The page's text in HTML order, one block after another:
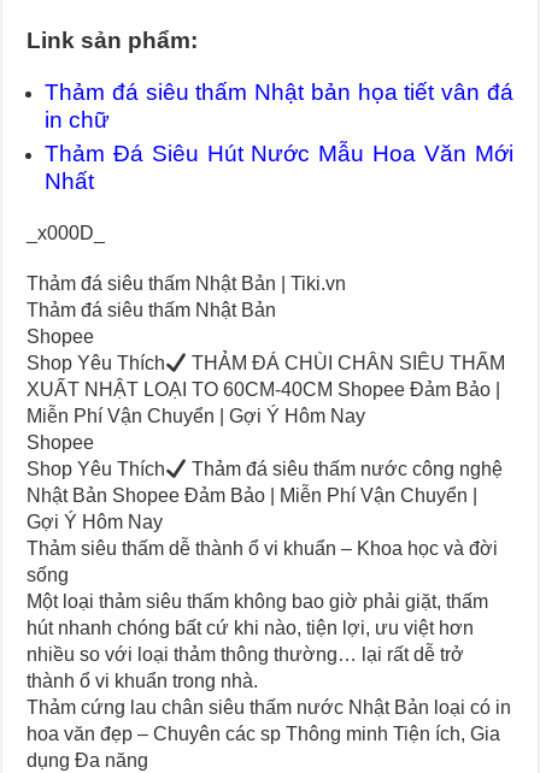
Link sản phẩm:
Thảm đá siêu thấm Nhật bản họa tiết vân đá
in chữ
Thảm Đá Siêu Hút Nước Mẫu Hoa Văn Mới
Nhất
_x000D_
Thảm đá siêu thấm Nhật Bản | Tiki.vn
Thảm đá siêu thấm Nhật Bản
Shopee
Shop Yêu Thích
THẢM ĐÁ CHÙI CHÂN SIÊU THẤM
XUẤT NHẬT LOẠI TO 60CM-40CM Shopee Đảm Bảo |
Miễn Phí Vận Chuyển | Gợi Ý Hôm Nay
Shopee
Shop Yêu Thích
Thảm đá siêu thấm nước công nghệ
Nhật Bản Shopee Đảm Bảo | Miễn Phí Vận Chuyển |
Gợi Ý Hôm Nay
Thảm siêu thấm dễ thành ổ vi khuẩn – Khoa học và đời
sống
Một loại thảm siêu thấm không bao giờ phải giặt, thấm
hút nhanh chóng bất cứ khi nào, tiện lợi, ưu việt hơn
nhiều so với loại thảm thông thường… lại rất dễ trở
thành ổ vi khuẩn trong nhà.
Thảm cứng lau chân siêu thấm nước Nhật Bản loại có in
hoa văn đẹp – Chuyên các sp Thông minh Tiện ích, Gia
dụng Đa năng